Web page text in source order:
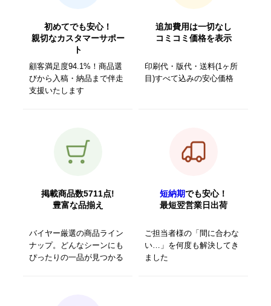
初めてでも安心！
親切なカスタマーサポー
ト
顧客満足度94.1%！商品選
びから入稿・納品まで伴走
支援いたします
追加費用は一切なし
コミコミ価格を表示
印刷代・版代・送料(1ヶ所
目)すべて込みの安心価格
掲載商品数5711点!
豊富な品揃え
バイヤー厳選の商品ライン
ナップ。どんなシーンにも
ぴったりの一品が見つかる
短納期でも安心！
最短翌営業日出荷
ご担当者様の「間に合わな
い…」を何度も解決してき
ました